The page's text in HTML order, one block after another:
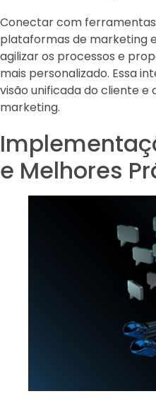
Conectar com
plataformas de marketing
agilizar os processos e
mais personalizado. Essa
visão unificada do cliente e
marketing.
e Melhores